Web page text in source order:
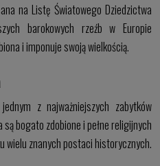
na Listę Światowego Dziedzictwa
barokowych rzeźb w Europie
i imponuje swoją wielkością.
z najważniejszych zabytków
bogato zdobione i pełne religijnych
wielu znanych postaci historycznych.